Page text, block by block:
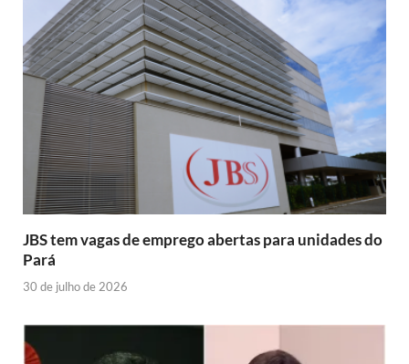
JBS tem vagas de emprego abertas para unidades do
Pará
30 de julho de 2026